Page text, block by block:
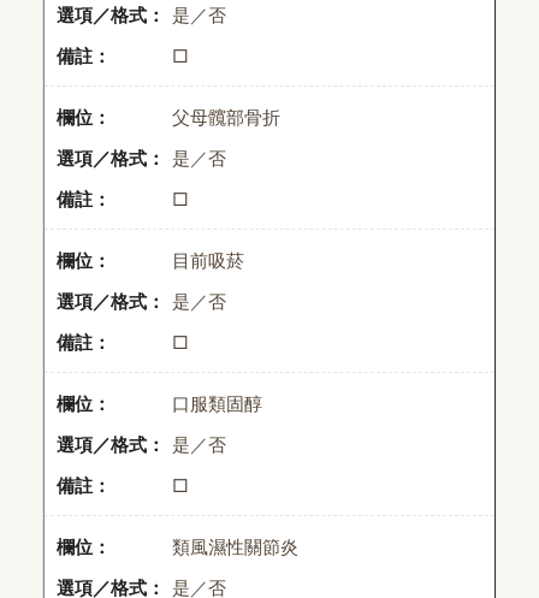
是／否
□
父母髖部骨折
是／否
□
目前吸菸
是／否
□
口服類固醇
是／否
□
類風濕性關節炎
是／否